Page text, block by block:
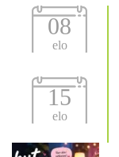
08
elo
15
elo